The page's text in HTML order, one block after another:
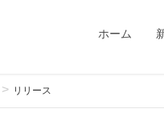
ホーム
リリース